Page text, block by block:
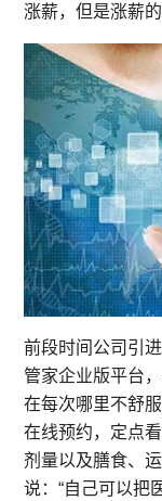
涨薪，但是涨薪
前段时间公司引
管家企业版平台
在每次哪里不舒
在线预约，定点
剂量以及膳食、
说：“自己可以把